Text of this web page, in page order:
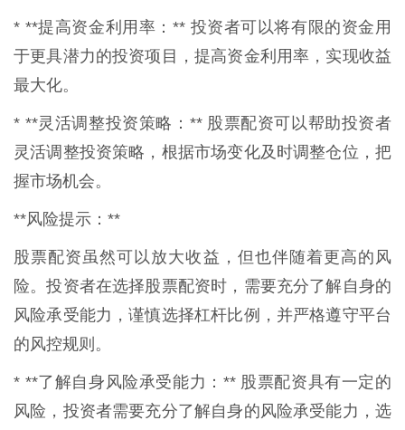
* **提高资金利用率：** 投资者可以将有限的资金用
于更具潜力的投资项目，提高资金利用率，实现收益
最大化。
* **灵活调整投资策略：** 股票配资可以帮助投资者
灵活调整投资策略，根据市场变化及时调整仓位，把
握市场机会。
**风险提示：**
股票配资虽然可以放大收益，但也伴随着更高的风
险。投资者在选择股票配资时，需要充分了解自身的
风险承受能力，谨慎选择杠杆比例，并严格遵守平台
的风控规则。
* **了解自身风险承受能力：** 股票配资具有一定的
风险，投资者需要充分了解自身的风险承受能力，选